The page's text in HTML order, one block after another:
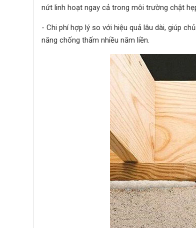
nứt linh hoạt ngay cả trong môi trường chật
- Chi phí hợp lý so với hiệu quả lâu dài, giúp
năng chống thấm nhiều năm liền.